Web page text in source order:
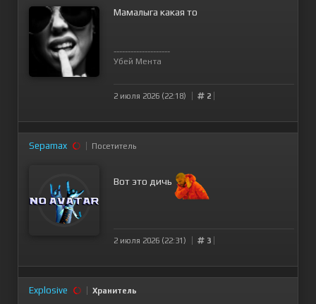
Мамалыга какая то
--------------------
Убей Мента
2 июля 2026 (22:18) 2
Sepamax Посетитель
Вот это дичь
2 июля 2026 (22:31) 3
Explosive Хранитель